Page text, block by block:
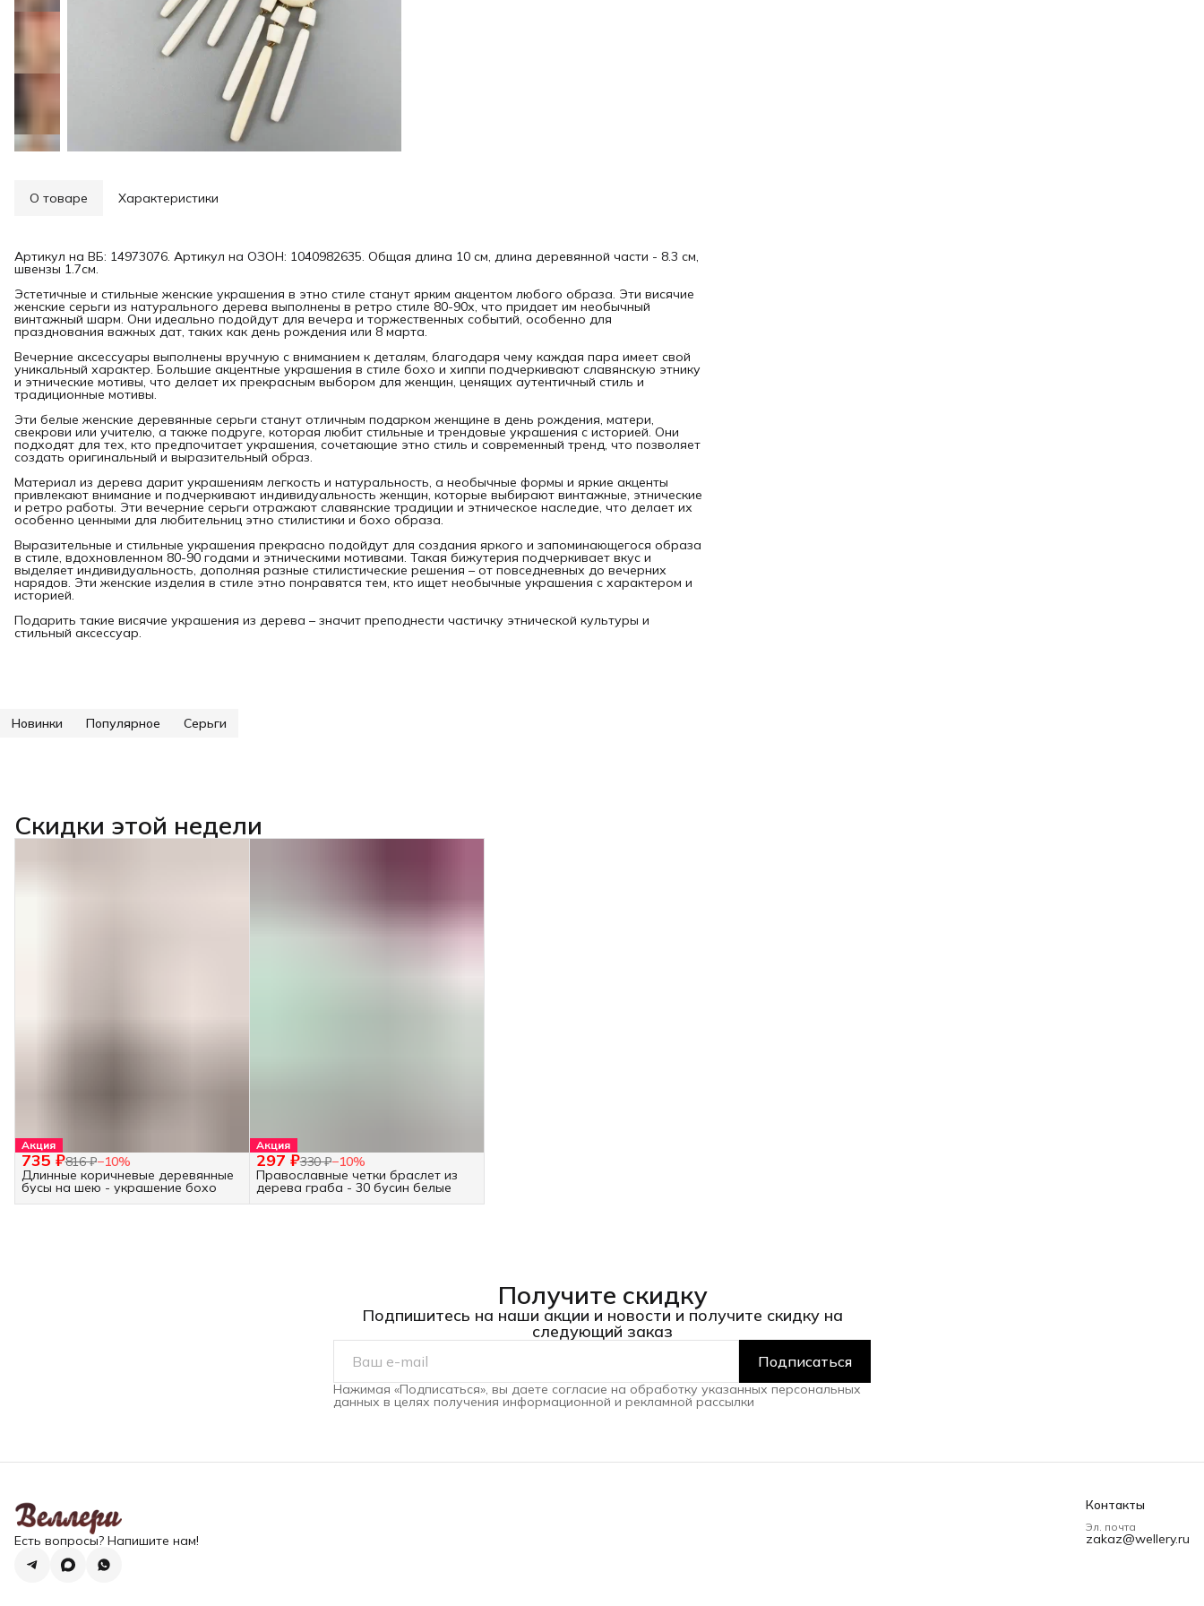
понравятся тем, кто ищет необычные украшения с характером
и историей.
преподнести частичку этнической культуры и стильный
аксессуар.
О товаре Характеристики
Артикул на ВБ: 14973076. Артикул на ОЗОН: 1040982635. Общая длина 10 см, длина деревянной части - 8.3 см,
швензы 1.7см.
Эстетичные и стильные женские украшения в этно стиле станут ярким акцентом любого образа. Эти висячие
женские серьги из натурального дерева выполнены в ретро стиле 80-90х, что придает им необычный
винтажный шарм. Они идеально подойдут для вечера и торжественных событий, особенно для
празднования важных дат, таких как день рождения или 8 марта.
Вечерние аксессуары выполнены вручную с вниманием к деталям, благодаря чему каждая пара имеет свой
уникальный характер. Большие акцентные украшения в стиле бохо и хиппи подчеркивают славянскую этнику
и этнические мотивы, что делает их прекрасным выбором для женщин, ценящих аутентичный стиль и
традиционные мотивы.
Эти белые женские деревянные серьги станут отличным подарком женщине в день рождения, матери,
свекрови или учителю, а также подруге, которая любит стильные и трендовые украшения с историей. Они
подходят для тех, кто предпочитает украшения, сочетающие этно стиль и современный тренд, что позволяет
создать оригинальный и выразительный образ.
Материал из дерева дарит украшениям легкость и натуральность, а необычные формы и яркие акценты
привлекают внимание и подчеркивают индивидуальность женщин, которые выбирают винтажные, этнические
и ретро работы. Эти вечерние серьги отражают славянские традиции и этническое наследие, что делает их
особенно ценными для любительниц этно стилистики и бохо образа.
Выразительные и стильные украшения прекрасно подойдут для создания яркого и запоминающегося образа
в стиле, вдохновленном 80-90 годами и этническими мотивами. Такая бижутерия подчеркивает вкус и
выделяет индивидуальность, дополняя разные стилистические решения – от повседневных до вечерних
нарядов. Эти женские изделия в стиле этно понравятся тем, кто ищет необычные украшения с характером и
историей.
Подарить такие висячие украшения из дерева – значит преподнести частичку этнической культуры и
стильный аксессуар.
Новинки Популярное Серьги
Скидки этой недели
Акция
735 ₽816 ₽−10%
Длинные коричневые деревянные
бусы на шею - украшение бохо
Акция
297 ₽330 ₽−10%
Православные четки браслет из
дерева граба - 30 бусин белые
Получите скидку
Подпишитесь на наши акции и новости и получите скидку на
следующий заказ
Подписаться
Нажимая «Подписаться», вы даете согласие на обработку указанных персональных
данных в целях получения информационной и рекламной рассылки
Есть вопросы? Напишите нам!
Контакты
Эл. почта
zakaz@wellery.ru